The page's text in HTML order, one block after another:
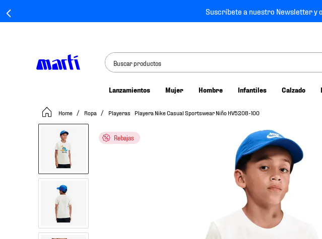
Suscríbete a nuestro Newsletter y
Buscar productos
Lanzamientos Mujer Hombre Infantiles Calzado
Ropa Playeras Playera Nike Casual Sportswear Niño HV5208-100
Rebajas
tenis mujer
tenis hombre
tenis futbol